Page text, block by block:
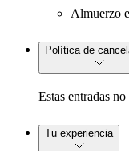
Almuerzo
Política de
Estas entradas
Tu experiencia